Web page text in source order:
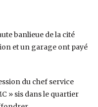
banlieue de la cité
et un garage ont payé
du chef service
» sis dans le quartier